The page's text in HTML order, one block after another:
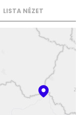
LISTA NÉZET